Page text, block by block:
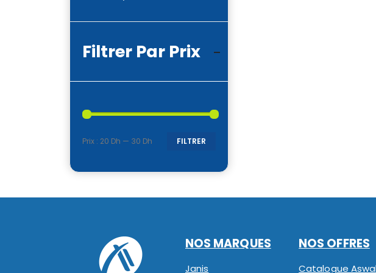
Filtrer Par Prix
FILTRER
Prix : 20 Dh — 30 Dh
NOS MARQUES
Janis
NOS OFFRES
Catalogue